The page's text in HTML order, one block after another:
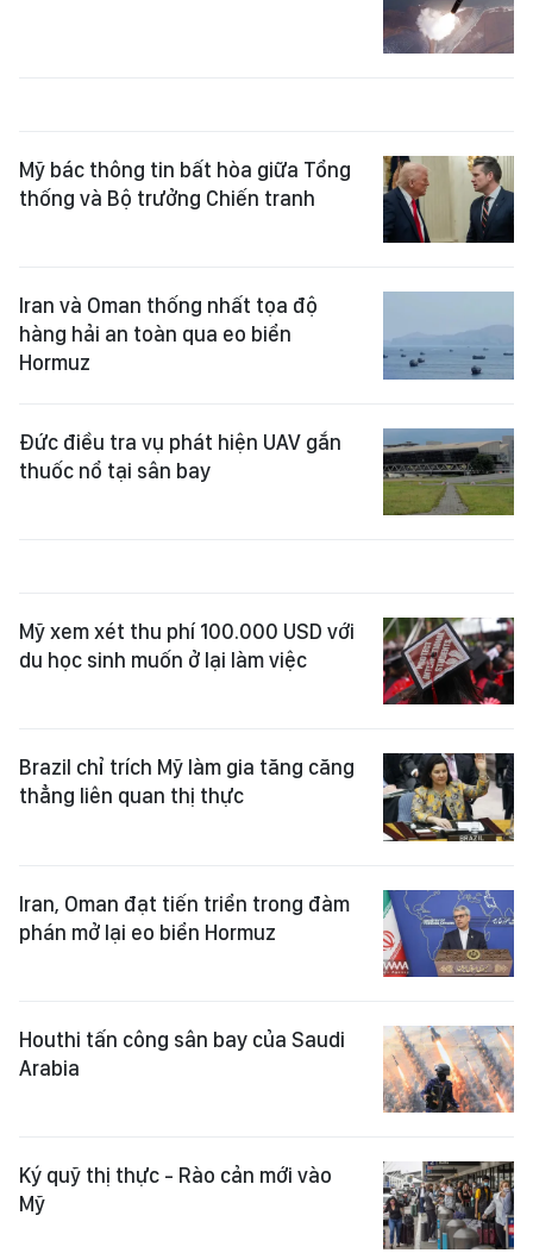
Mỹ bác thông tin bất hòa giữa Tổng
thống và Bộ trưởng Chiến tranh
Iran và Oman thống nhất tọa độ
hàng hải an toàn qua eo biển
Hormuz
Đức điều tra vụ phát hiện UAV gắn
thuốc nổ tại sân bay
Mỹ xem xét thu phí 100.000 USD với
du học sinh muốn ở lại làm việc
Brazil chỉ trích Mỹ làm gia tăng căng
thẳng liên quan thị thực
Iran, Oman đạt tiến triển trong đàm
phán mở lại eo biển Hormuz
Houthi tấn công sân bay của Saudi
Arabia
Ký quỹ thị thực - Rào cản mới vào
Mỹ